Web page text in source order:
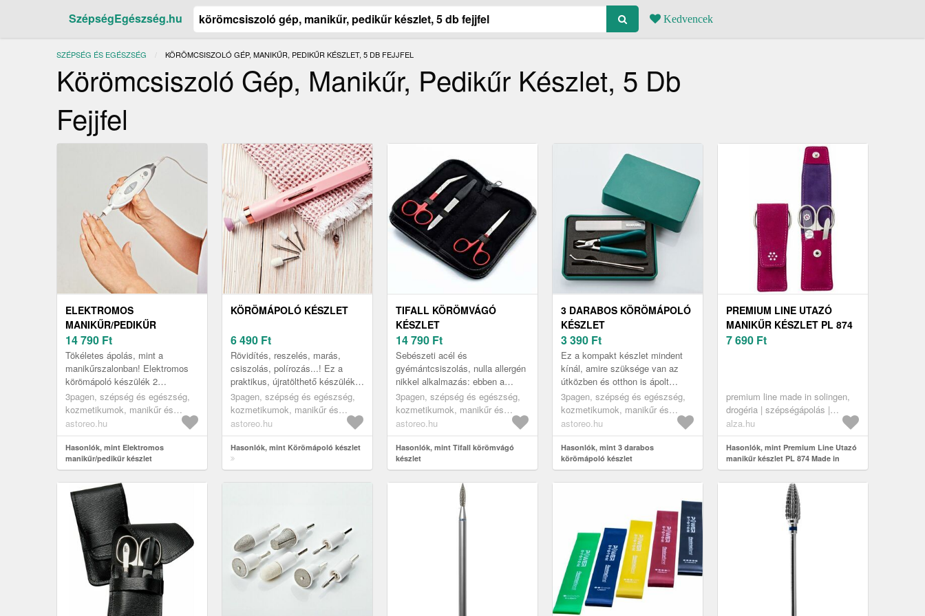
SzépségEgészség.hu Kedvencek
SZÉPSÉG ÉS EGÉSZSÉG JELENLEGI:
KÖRÖMCSISZOLÓ GÉP, MANIKŰR, PEDIKŰR KÉSZLET, 5 DB FEJJFEL
Körömcsiszoló Gép, Manikűr, Pedikűr Készlet, 5 Db
Fejjfel
ELEKTROMOS
MANIKŰR/PEDIKŰR
KÉSZLET
14 790 Ft
Tökéletes ápolás, mint a
manikűrszalonban! Elektromos
körömápoló készülék 2
sebességfokozattal és 7
tartozékkal: marófej a benőtt
körmökhöz, henger...
3pagen, szépség és egészség,
kozmetikumok, manikűr és
pedikűr
astoreo.hu
Hasonlók, mint Elektromos
manikűr/pedikűr készlet
KÖRÖMÁPOLÓ KÉSZLET
6 490 Ft
Rövidítés, reszelés, marás,
csiszolás, polírozás...! Ez a
praktikus, újratölthető készülék 5
különböző tartozékkal mindent
tud. Segítségével profi ...
3pagen, szépség és egészség,
kozmetikumok, manikűr és
pedikűr
astoreo.hu
Hasonlók, mint Körömápoló készlet
TIFALL KÖRÖMVÁGÓ
KÉSZLET
14 790 Ft
Sebészeti acél és
gyémántcsiszolás, nulla allergén
nikkel alkalmazás: ebben a
körömolló készletben minden
tökéletes. Az ergonomikus forma
biztosítj...
3pagen, szépség és egészség,
kozmetikumok, manikűr és
pedikűr
astoreo.hu
Hasonlók, mint Tifall körömvágó
készlet
3 DARABOS KÖRÖMÁPOLÓ
KÉSZLET
3 390 Ft
Ez a kompakt készlet mindent
kínál, amire szüksége van az
útközben és otthon is ápolt
körmökhöz. Tartalmaz egy
szögletes körömcsipeszt a
precíz vág...
3pagen, szépség és egészség,
kozmetikumok, manikűr és
pedikűr
astoreo.hu
Hasonlók, mint 3 darabos
körömápoló készlet
PREMIUM LINE UTAZÓ
MANIKŰR KÉSZLET PL 874
MADE IN SOLINGEN
7 690 Ft
premium line made in solingen,
drogéria | szépségápolás |
körömápolás | manikűr-pedikűr
alza.hu
Hasonlók, mint Premium Line Utazó
manikűr készlet PL 874 Made in
Solingen